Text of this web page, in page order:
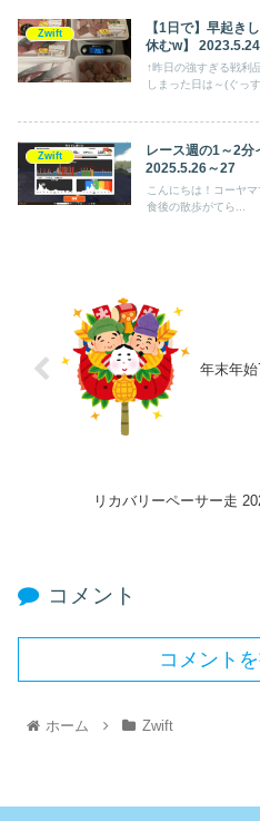
Zwift
【1日で】早起き
休むw】 2023.5.24
↑昨日の強すぎる戦利品(^^)/ こんにちは！目が覚める
しまった日は～(ぐっ
Zwift
レース週の1～2分
2025.5.26～27
こんにちは！コーヤマです！ まいにゅーぎあ… 仕
食後の散歩がてら...
年末年
リカバリーペーサー走
コメント
コメント
ホーム Zwift